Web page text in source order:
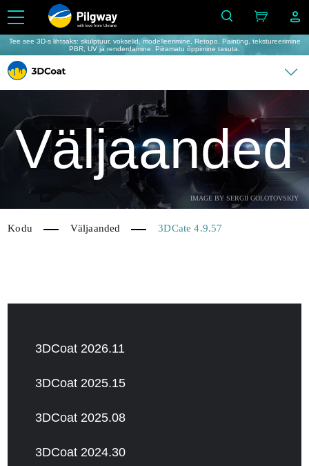
with love from Ukraine
Tee see 3D-s lihtsaks: skulptuur, vokselid, modelleerimine, Retopo, Painting, tekstureerimine
PBR, UV ja renderdamine. Piiramatu õppimine tasuta.
IMAGE BY SERGII GOLOTOVSKIY
Väljaanded
Kodu Väljaanded 3DCate 4.9.57
3DCoat 2026.11
3DCoat 2025.15
3DCoat 2025.08
3DCoat 2024.30